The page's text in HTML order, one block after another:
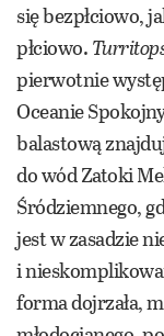
się bezpłciowo,
płciowo.
pierwotnie
Oceanie
balastową
do wód Zatoki
Śródziemnego,
jest w zasadzie
i
forma dojrzała,